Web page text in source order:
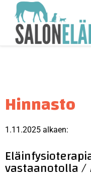
Hinnasto
1.11.2025 alkaen:
vastaanotolla /